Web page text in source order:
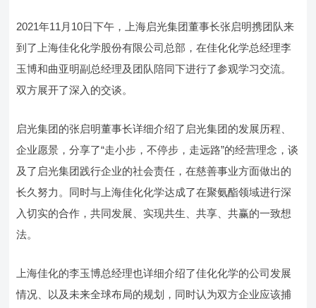
2021年11月10日下午，上海启光集团董事长张启明携团队来
到了上海佳化化学股份有限公司总部，在佳化化学总经理李
玉博和曲亚明副总经理及团队陪同下进行了参观学习交流。
双方展开了深入的交谈。
启光集团的张启明董事长详细介绍了启光集团的发展历程、
企业愿景，分享了“走小步，不停步，走远路”的经营理念，谈
及了启光集团践行企业的社会责任，在慈善事业方面做出的
长久努力。同时与上海佳化化学达成了在聚氨酯领域进行深
入切实的合作，共同发展、实现共生、共享、共赢的一致想
法。
上海佳化的李玉博总经理也详细介绍了佳化化学的公司发展
情况、以及未来全球布局的规划，同时认为双方企业应该捕